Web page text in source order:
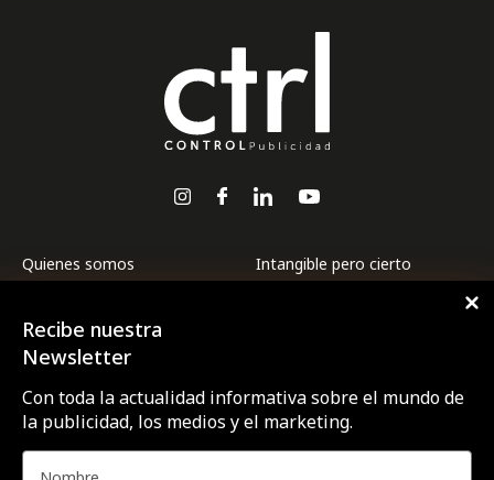
Recibe nuestra
Newsletter
Con toda la actualidad informativa sobre el mundo de
la publicidad, los medios y el marketing.
Quienes somos
Revista CTRL
Suscríbete
Contacto
Agencias
Área de expertos
Intangible pero cierto
Marcas y ESG
Medios
Opinión